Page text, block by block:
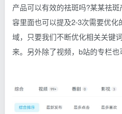
产品可以有效的祛斑吗?某某祛
容里面也可以提及2-3次需要优
域，只要我们不断优化相关关键
来。另外除了视频，b站的专栏